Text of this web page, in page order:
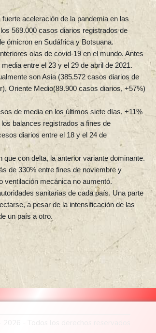
aceleración de la pandemia en las
569.000 casos diarios registrados de
ómicron en Sudáfrica y Botsuana.
olas de covid-19 en el mundo. Antes
entre el 23 y el 29 de abril de 2021.
son Asia (385.572 casos diarios de
Oriente Medio(89.900 casos diarios, +57%)
de media en los últimos siete días, +11%
balances registrados a fines de
diarios entre el 18 y el 24 de
con delta, la anterior variante dominante.
de 330% entre fines de noviembre y
ventilación mecánica no aumentó.
sanitarias de cada país. Una parte
a pesar de la intensificación de las
un país a otro.
- Todos los derechos reservados